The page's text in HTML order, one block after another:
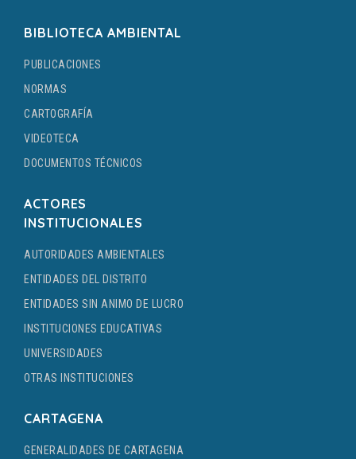
BIBLIOTECA AMBIENTAL
PUBLICACIONES
NORMAS
CARTOGRAFÍA
VIDEOTECA
DOCUMENTOS TÉCNICOS
ACTORES
INSTITUCIONALES
AUTORIDADES AMBIENTALES
ENTIDADES DEL DISTRITO
ENTIDADES SIN ANIMO DE LUCRO
INSTITUCIONES EDUCATIVAS
UNIVERSIDADES
OTRAS INSTITUCIONES
CARTAGENA
GENERALIDADES DE CARTAGENA